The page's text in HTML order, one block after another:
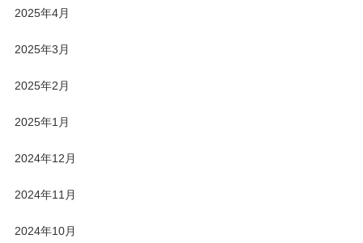
2025年4月
2025年3月
2025年2月
2025年1月
2024年12月
2024年11月
2024年10月